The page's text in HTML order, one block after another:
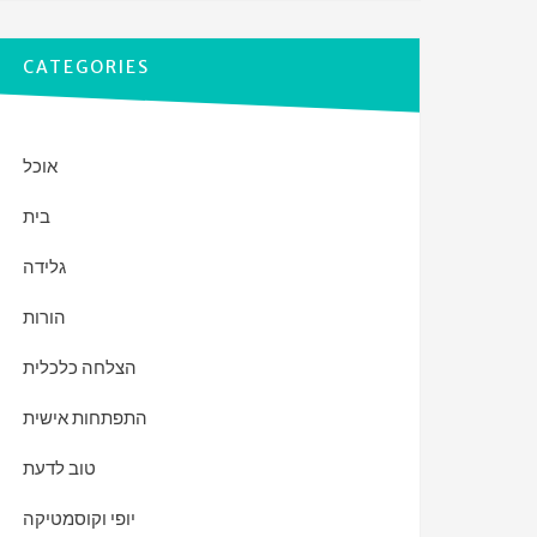
CATEGORIES
אוכל
בית
גלידה
הורות
הצלחה כלכלית
התפתחות אישית
טוב לדעת
יופי וקוסמטיקה